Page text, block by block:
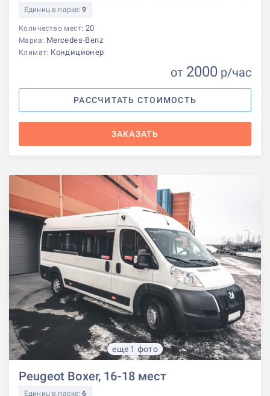
Единиц в парке:9
Количество мест: 20
Марка: Mercedes-Benz
Климат: Кондиционер
от 2000 р/час
РАССЧИТАТЬ СТОИМОСТЬ
ЗАКАЗАТЬ
еще 1 фото
Peugeot Boxer, 16-18 мест
Единиц в парке:6